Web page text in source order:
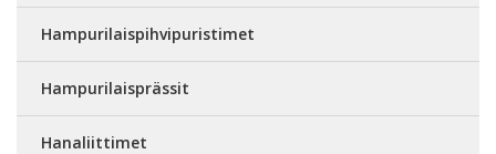
Hampurilaispihvipuristimet
Hampurilaisprässit
Hanaliittimet